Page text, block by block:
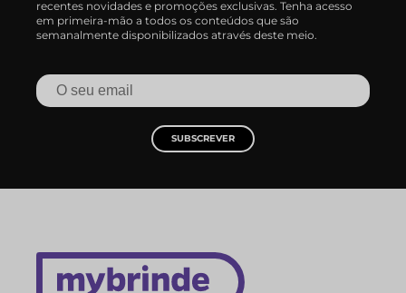
recentes novidades e promoções exclusivas. Tenha acesso
em primeira-mão a todos os conteúdos que são
semanalmente disponibilizados através deste meio.
SUBSCREVER